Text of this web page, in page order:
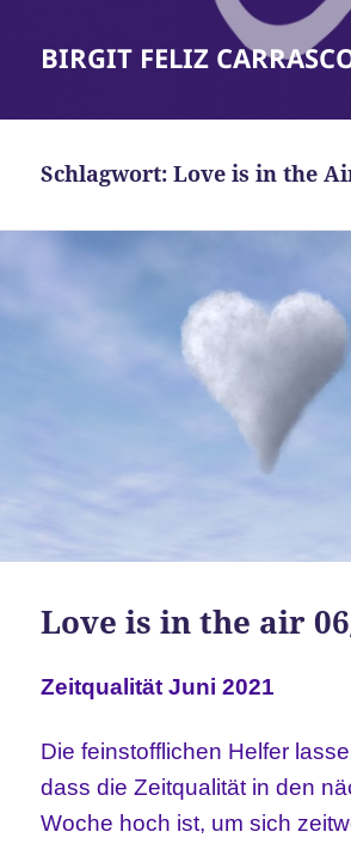
BIRGIT FELIZ
Schlagwort:Love is in the
Love is in the air
Zeitqualität Juni 2021
Die feinstofflichen Helfer
dass die Zeitqualität in den
Woche hoch ist, um sich